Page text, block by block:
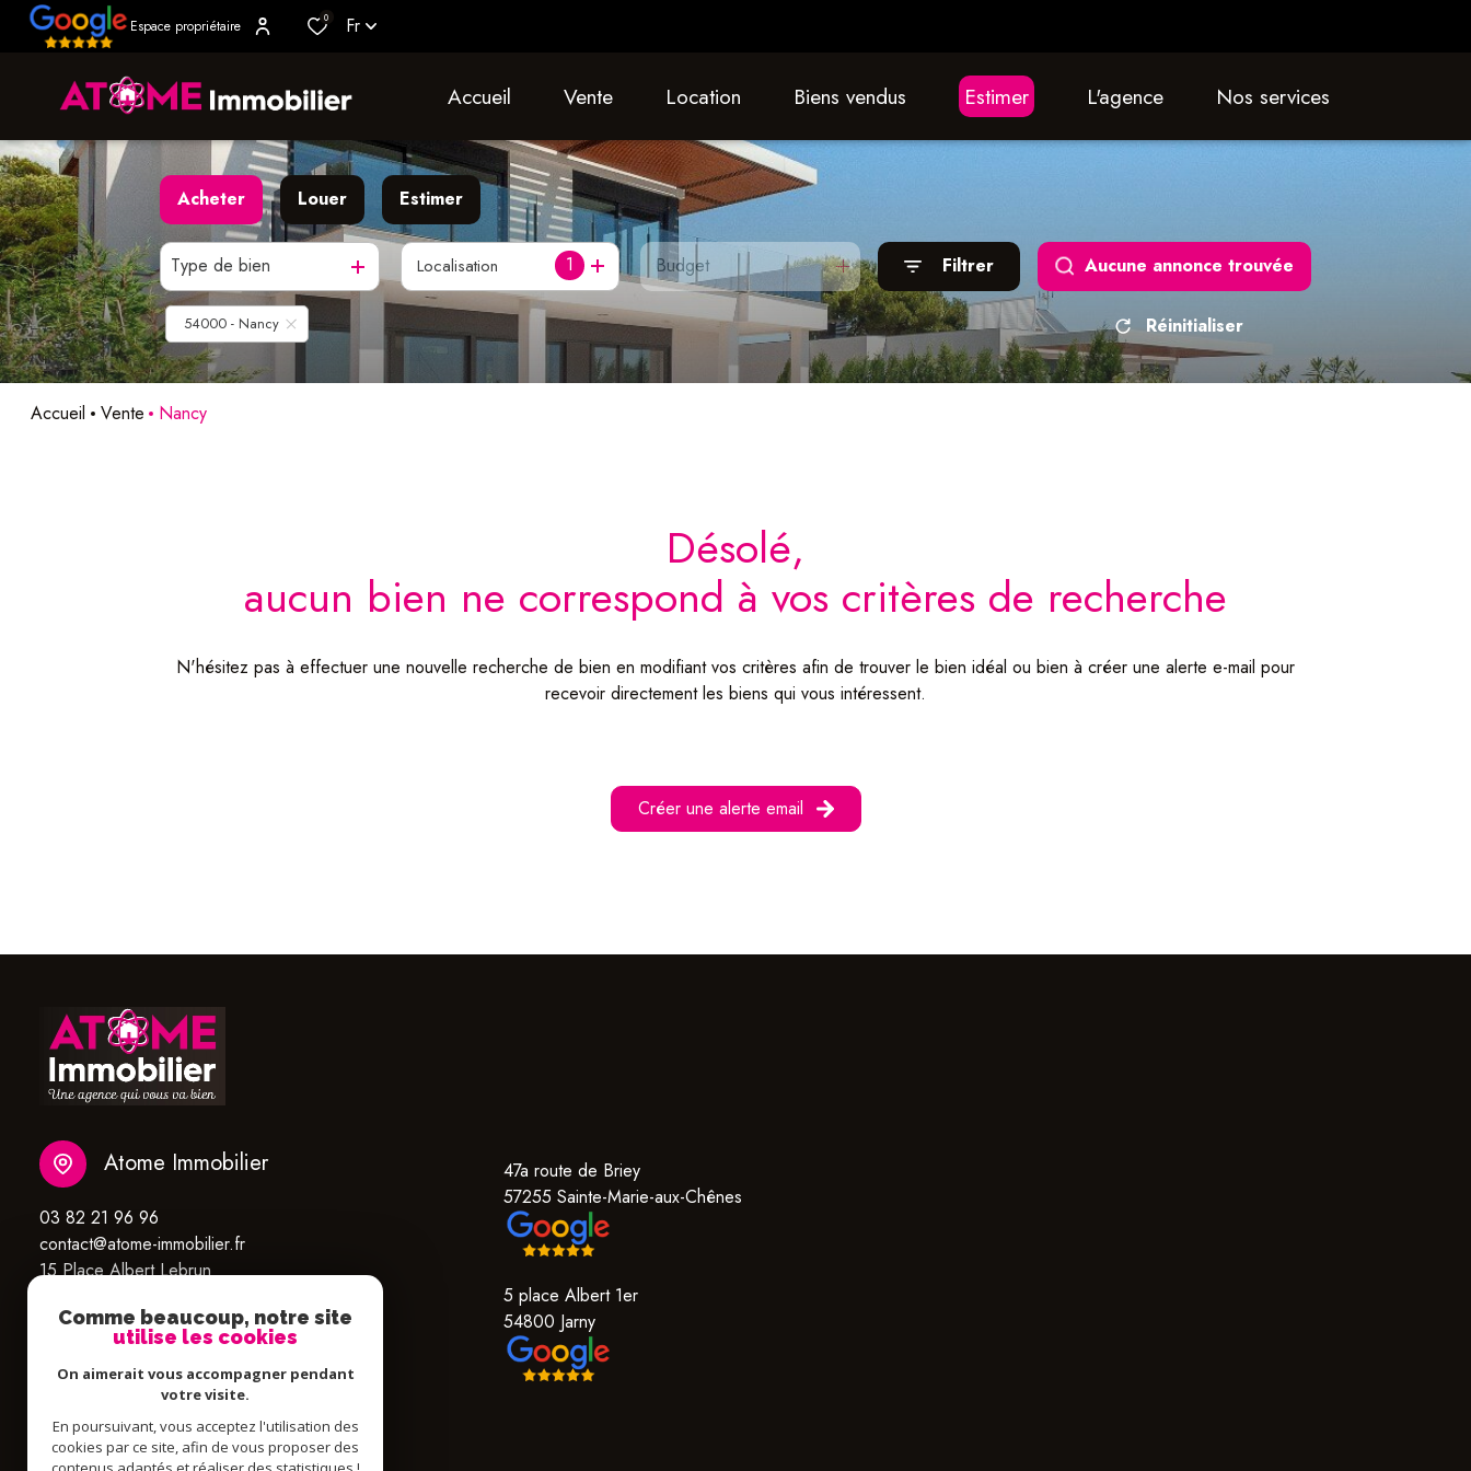
Espace propriétaire 0 Fr
accueil vente location biens vendus estimer L'agence nos services
Acheter
De l'ancien
De l'immo pro
Louer
à l'année
De l'immo pro
Estimer
Type de bien 1
Localisation Budget Filtrer Aucune annonce trouvée
54000 - Nancy Réinitialiser
Accueil Vente Nancy
désolé,
aucun bien ne correspond à vos critères de recherche
N'hésitez pas à effectuer une nouvelle recherche de bien en modifiant vos critères afin de trouver le bien idéal ou bien à créer une alerte e-mail pour
recevoir directement les biens qui vous intéressent.
Créer une alerte email
Atome Immobilier
03 82 21 96 96
contact@atome-immobilier.fr
15 Place Albert Lebrun
47a route de Briey
57255 Sainte-Marie-aux-Chênes
5 place Albert 1er
54800 Jarny
Comme beaucoup, notre site
utilise les cookies
On aimerait vous accompagner pendant
votre visite.
En poursuivant, vous acceptez l'utilisation des
cookies par ce site, afin de vous proposer des